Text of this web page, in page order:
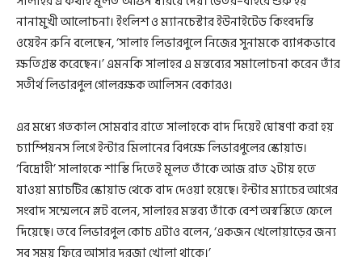
নানামুখী আলোচনা। ইংলিশ ও ম্যানচেস্টার ইউনাইটেড কিংবদন্তি
ওয়েইন রুনি বলেছেন, ‘সালাহ লিভারপুলে নিজের সুনামকে ব্যাপকভাবে
ক্ষতিগ্রস্ত করেছেন।’ এমনকি সালাহর এ মন্তব্যের সমালোচনা করেন তাঁর
সতীর্থ লিভারপুল গোলরক্ষক আলিসন বেকারও।
এর মধ্যে গতকাল সোমবার রাতে সালাহকে বাদ দিয়েই ঘোষণা করা হয়
চ্যাম্পিয়নস লিগে ইন্টার মিলানের বিপক্ষে লিভারপুলের স্কোয়াড।
‘বিদ্রোহী’ সালাহকে শাস্তি দিতেই মূলত তাঁকে আজ রাত ২টায় হতে
যাওয়া ম্যাচটির স্কোয়াড থেকে বাদ দেওয়া হয়েছে। ইন্টার ম্যাচের আগের
সংবাদ সম্মেলনে স্লট বলেন, সালাহর মন্তব্য তাঁকে বেশ অস্বস্তিতে ফেলে
দিয়েছে। তবে লিভারপুল কোচ এটাও বলেন, ‘একজন খেলোয়াড়ের জন্য
সব সময় ফিরে আসার দরজা খোলা থাকে।’